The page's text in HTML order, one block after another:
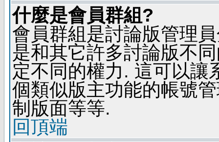
什麼是會員群組?
會員群組是討論版管理
是和其它許多討論版不
定不同的權力. 這可以讓
個類似版主功能的帳號
制版面等等.
回頂端